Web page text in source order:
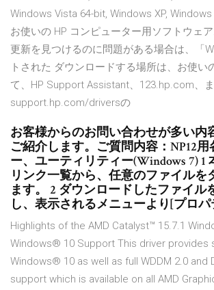
Windows Vista 64-bit, Windows XP, Windows
お使いの HP コンピューター用ソフトウェ
更新を見つけるのに問題がある場合は、「
トされた ダウンロードする場所は、お使い
て、HP Support Assistant、123.hp.com、
support.hp.com/driversの
お客様からのお問い合わせが多い内
ご紹介します。ご質問内容：NP12
ー、ユーティリティー(Windows 7) 1
リンク一覧から、任意のファイルを
ます。 2 ダウンロードしたファイル
し、表示されるメニューより[プロ
Highlights of the AMD Catalyst™ 15.7.1
Windows® 10 Support This driver provides
Windows® 10 as well as full WDDM 2.0 and
support which is available on all AMD